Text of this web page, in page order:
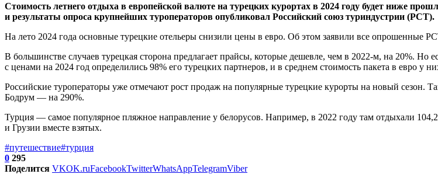
Стоимость летнего отдыха в европейской валюте на турецких курортах в 2024 году будет ниже
и результаты опроса крупнейших туроператоров опубликовал Российский союз туриндустрии (РСТ).
На лето 2024 года основные турецкие отельеры снизили цены в евро. Об этом заявили все опрошенные
В большинстве случаев турецкая сторона предлагает прайсы, которые дешевле, чем в 2022-м, на 20%. Но
с ценами на 2024 год определились 98% его турецких партнеров, и в среднем стоимость пакета в евро у
Российские туроператоры уже отмечают рост продаж на популярные турецкие курорты на новый сезон.
Бодрум — на 290%.
Турция — самое популярное пляжное направление у белорусов. Например, в 2022 году там отдыхали
и Грузии вместе взятых.
#путешествие#турция
0 295
Поделится VKOK.ruFacebookTwitterWhatsAppTelegramViber